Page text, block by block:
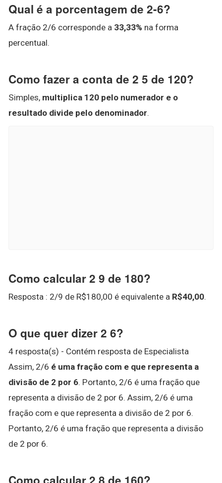
Qual é a porcentagem de 2-6?
A fração 2/6 corresponde a 33,33% na forma
percentual.
Como fazer a conta de 2 5 de 120?
Simples, multiplica 120 pelo numerador e o
resultado divide pelo denominador.
Como calcular 2 9 de 180?
Resposta : 2/9 de R$180,00 é equivalente a R$40,00.
O que quer dizer 2 6?
4 resposta(s) - Contém resposta de Especialista
Assim, 2/6 é uma fração com e que representa a
divisão de 2 por 6. Portanto, 2/6 é uma fração que
representa a divisão de 2 por 6. Assim, 2/6 é uma
fração com e que representa a divisão de 2 por 6.
Portanto, 2/6 é uma fração que representa a divisão
de 2 por 6.